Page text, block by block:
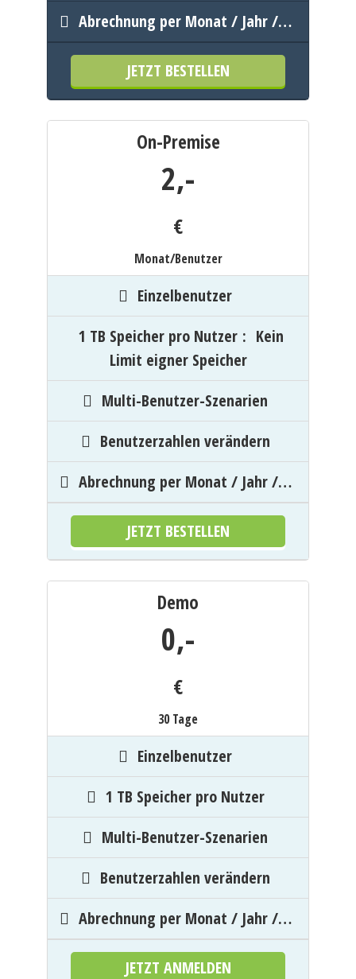
Abrechnung per Monat / Jahr /…
JETZT BESTELLEN
On-Premise
2,-
€
Monat/Benutzer
Einzelbenutzer
1 TB Speicher pro Nutzer : Kein
Limit eigner Speicher
Multi-Benutzer-Szenarien
Benutzerzahlen verändern
Abrechnung per Monat / Jahr /…
JETZT BESTELLEN
Demo
0,-
€
30 Tage
Einzelbenutzer
1 TB Speicher pro Nutzer
Multi-Benutzer-Szenarien
Benutzerzahlen verändern
Abrechnung per Monat / Jahr /…
JETZT ANMELDEN